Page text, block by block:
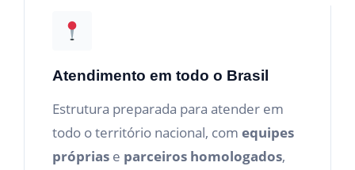
Atendimento em todo o Brasil
Estrutura preparada para atender em
todo o território nacional, com equipes
próprias e parceiros homologados,